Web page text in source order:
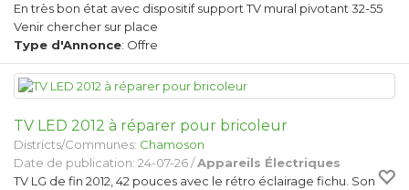
En très bon état avec dispositif support TV mural pivotant 32-55
Venir chercher sur place
Type d'Annonce: Offre
TV LED 2012 à réparer pour bricoleur
Districts/Communes: Chamoson
Date de publication: 24-07-26 /Appareils Électriques
TV LG de fin 2012, 42 pouces avec le rétro éclairage fichu. Son